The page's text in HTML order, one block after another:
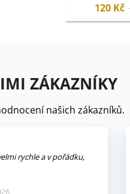
120 Kč
ZÁKAZNÍKY
našich zákazníků.
rychle a v pořádku,